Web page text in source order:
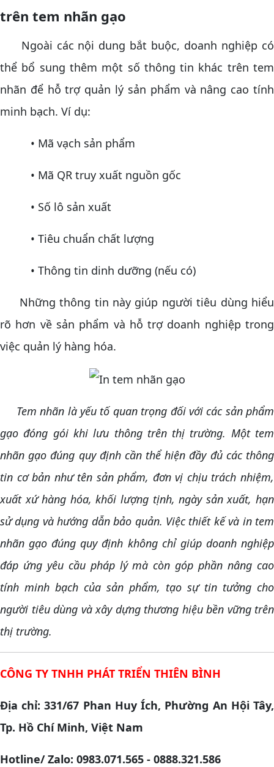
trên tem nhãn gạo
Ngoài các nội dung bắt buộc, doanh nghiệp có
thể bổ sung thêm một số thông tin khác trên tem
nhãn để hỗ trợ quản lý sản phẩm và nâng cao tính
minh bạch. Ví dụ:
• Mã vạch sản phẩm
• Mã QR truy xuất nguồn gốc
• Số lô sản xuất
• Tiêu chuẩn chất lượng
• Thông tin dinh dưỡng (nếu có)
Những thông tin này giúp người tiêu dùng hiểu
rõ hơn về sản phẩm và hỗ trợ doanh nghiệp trong
việc quản lý hàng hóa.
Tem nhãn là yếu tố quan trọng đối với các sản phẩm
gạo đóng gói khi lưu thông trên thị trường. Một tem
nhãn gạo đúng quy định cần thể hiện đầy đủ các thông
tin cơ bản như tên sản phẩm, đơn vị chịu trách nhiệm,
xuất xứ hàng hóa, khối lượng tịnh, ngày sản xuất, hạn
sử dụng và hướng dẫn bảo quản. Việc thiết kế và in tem
nhãn gạo đúng quy định không chỉ giúp doanh nghiệp
đáp ứng yêu cầu pháp lý mà còn góp phần nâng cao
tính minh bạch của sản phẩm, tạo sự tin tưởng cho
người tiêu dùng và xây dựng thương hiệu bền vững trên
thị trường.
CÔNG TY TNHH PHÁT TRIỂN THIÊN BÌNH
Địa chỉ: 331/67 Phan Huy Ích, Phường An Hội Tây,
Tp. Hồ Chí Minh, Việt Nam
Hotline/ Zalo: 0983.071.565 - 0888.321.586